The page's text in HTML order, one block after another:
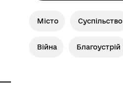
Місто Суспільство
Війна Благоустрій